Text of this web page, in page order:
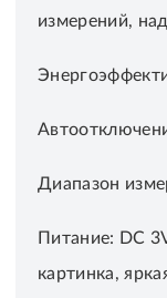
измерений,
Диапазон
Питание: DC
картинка,